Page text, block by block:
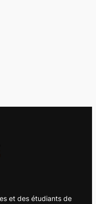
et des étudiants de